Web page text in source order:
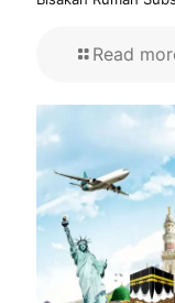
Read